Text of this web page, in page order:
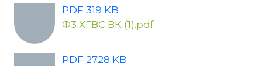
PDF 319 KB
Ф3 ХГВС ВК (1).pdf
PDF 2728 KB